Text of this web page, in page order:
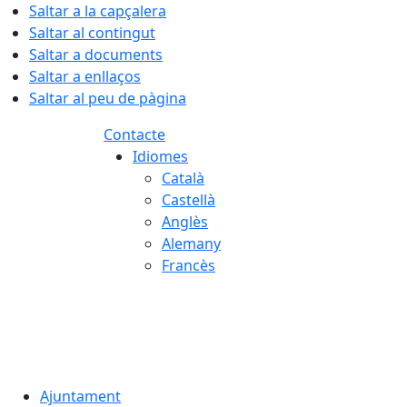
Saltar a la capçalera
Saltar al contingut
Saltar a documents
Saltar a enllaços
Saltar al peu de pàgina
Contacte
Idiomes
Català
Castellà
Anglès
Alemany
Francès
Ajuntament